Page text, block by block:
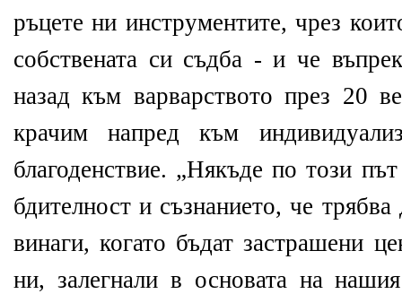
ръцете ни инструментите, чрез
собствената си съдба - и че
назад към варварството през 20
крачим напред към
благоденствие. „Някъде по този
бдителност и съзнанието, че
винаги, когато бъдат застрашени
ни, залегнали в основата на